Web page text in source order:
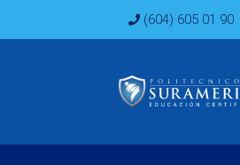
(604) 605 01 90